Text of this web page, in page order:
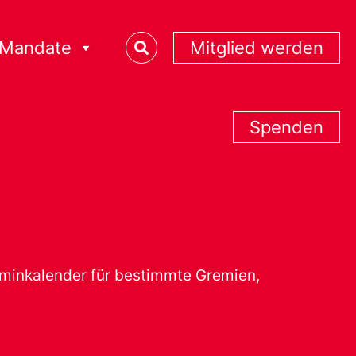
Mandate Mitglied werden
Spenden
für bestimmte Gremien,